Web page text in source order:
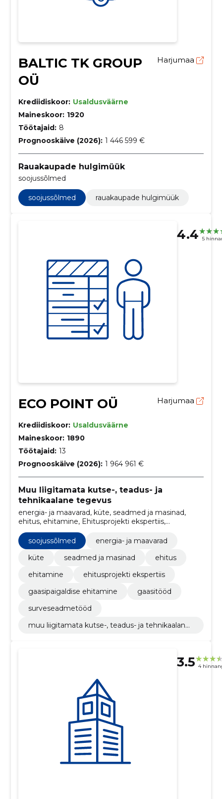
BALTIC TK GROUP
OÜ
Harjumaa
Krediidiskoor: Usaldusväärne
Maineskoor: 1920
Töötajaid: 8
Prognooskäive (2026): 1 446 599 €
Rauakaupade hulgimüük
soojussõlmed
soojussõlmed rauakaupade hulgimüük
4.4 5
ECO POINT OÜ Harjumaa
Krediidiskoor: Usaldusväärne
Maineskoor: 1890
Töötajaid: 13
Prognooskäive (2026): 1 964 961 €
Muu liigitamata kutse-, teadus- ja
tehnikaalane tegevus
energia- ja maavarad, küte, seadmed ja masinad,
ehitus, ehitamine, Ehitusprojekti ekspertiis,
Gaasipaigaldise ehitamine, gaasitööd,
Surveseadmetööd, soojussõlmed
soojussõlmed
energia- ja maavarad
küte
seadmed ja masinad
ehitus
ehitamine
ehitusprojekti ekspertiis
gaasipaigaldise ehitamine
gaasitööd
surveseadmetööd
muu liigitamata kutse-, teadus- ja tehnikaalane
3.5 4